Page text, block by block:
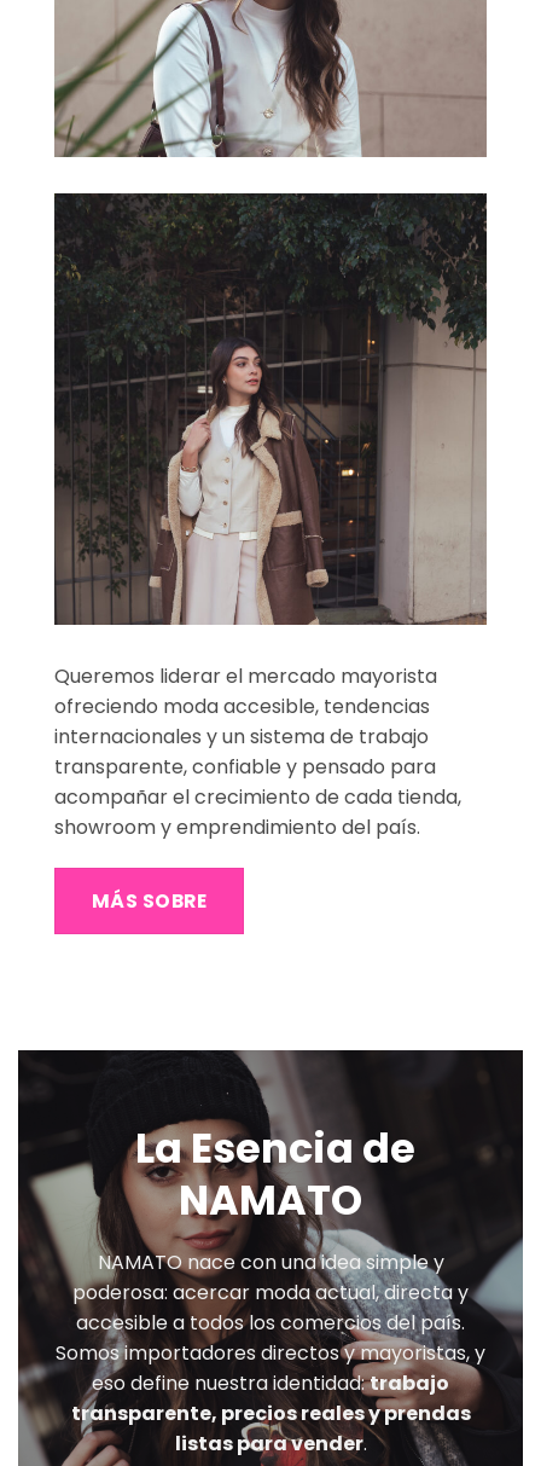
Queremos liderar el mercado mayorista
ofreciendo moda accesible, tendencias
internacionales y un sistema de trabajo
transparente, confiable y pensado para
acompañar el crecimiento de cada tienda,
showroom y emprendimiento del país.
MÁS SOBRE
La Esencia de
NAMATO
NAMATO nace con una idea simple y
poderosa: acercar moda actual, directa y
accesible a todos los comercios del país.
Somos importadores directos y mayoristas, y
eso define nuestra identidad:trabajo
transparente, precios reales y prendas
listas para vender.